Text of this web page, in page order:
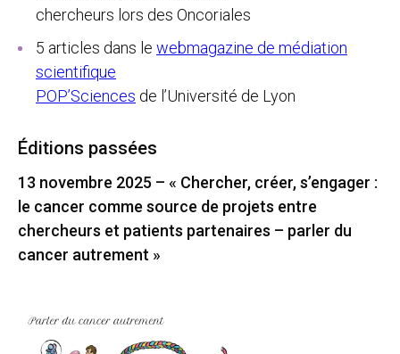
chercheurs lors des Oncoriales
5 articles dans le webmagazine de médiation
scientifique
POP’Sciences de l’Université de Lyon
Éditions passées
13 novembre 2025 – « Chercher, créer, s’engager :
le cancer comme source de projets entre
chercheurs et patients partenaires – parler du
cancer autrement »